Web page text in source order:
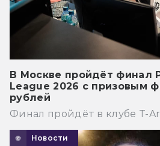
В Москве пройдёт финал
League 2026 с призовым
рублей
Финал пройдёт в клубе T-
Новости